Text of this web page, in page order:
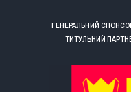
ГЕНЕРАЛЬНИЙ
ТИТУЛЬНИЙ